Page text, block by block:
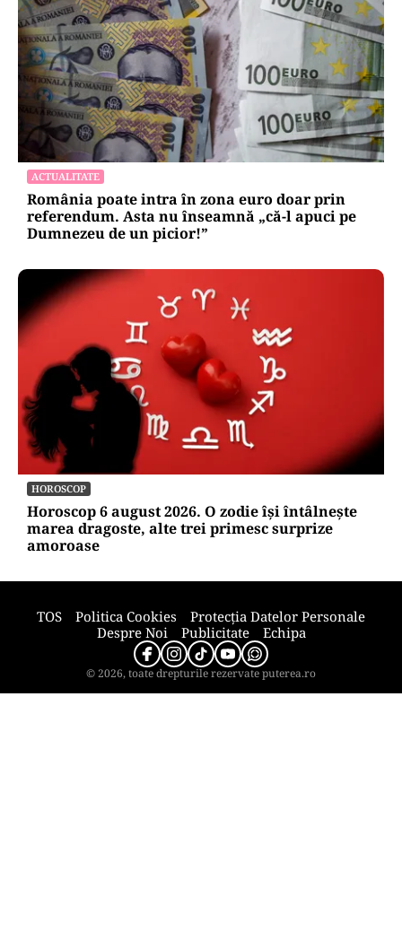
ACTUALITATE
România poate intra în zona euro doar prin
referendum. Asta nu înseamnă „că-l apuci pe
Dumnezeu de un picior!”
HOROSCOP
Horoscop 6 august 2026. O zodie își întâlnește
marea dragoste, alte trei primesc surprize
amoroase
TOS Politica Cookies
Protecția Datelor Personale
Despre Noi
Publicitate Echipa
© 2026, toate drepturile rezervate puterea.ro